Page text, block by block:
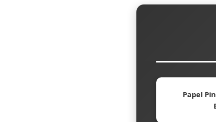
Papel